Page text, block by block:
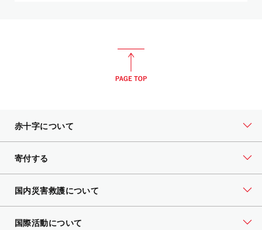
赤十字について
寄付する
国内災害救護について
国際活動について